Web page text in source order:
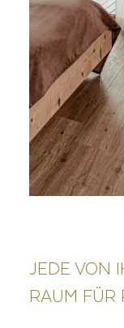
JEDE VON
RAUM FÜR